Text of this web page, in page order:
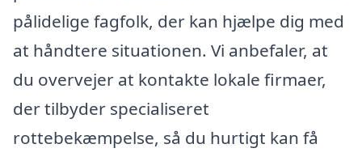
pålidelige fagfolk, der kan hjælpe dig med
at håndtere situationen. Vi anbefaler, at
du overvejer at kontakte lokale firmaer,
der tilbyder specialiseret
rottebekæmpelse, så du hurtigt kan få